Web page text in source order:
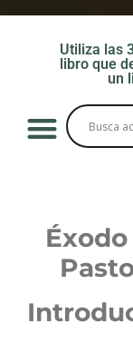
Utiliza las
libro que
un